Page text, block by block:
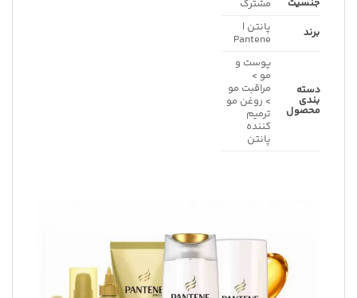
مشترک
برند
پانتن |
Pantene
دسته
بندی
محصول
پوست و
مو >
مراقبت مو
> روغن مو
ترمیم
کننده
پانتن